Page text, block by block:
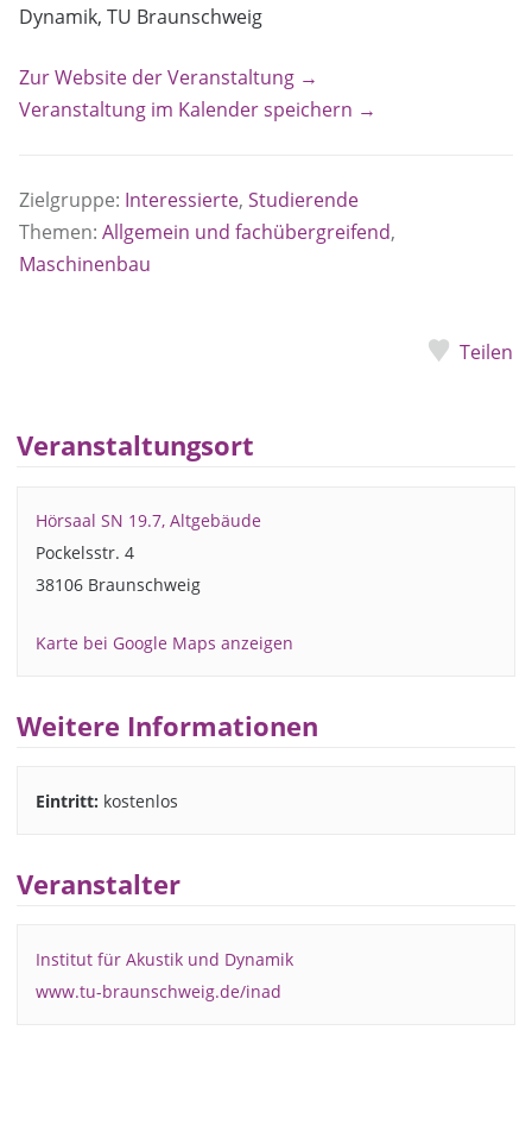
Dynamik, TU Braunschweig
Zur Website der Veranstaltung →
Veranstaltung im Kalender speichern →
Zielgruppe: Interessierte, Studierende
Themen: Allgemein und fachübergreifend,
Maschinenbau
Teilen
Veranstaltungsort
Hörsaal SN 19.7, Altgebäude
Pockelsstr. 4
38106 Braunschweig
Karte bei Google Maps anzeigen
Weitere Informationen
Eintritt: kostenlos
Veranstalter
Institut für Akustik und Dynamik
www.tu-braunschweig.de/inad